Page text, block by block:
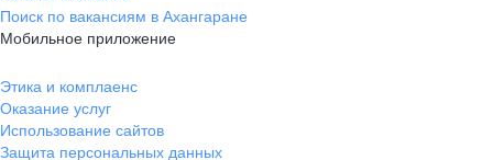
Поиск по вакансиям в Ахангаране
Мобильное приложение
Этика и комплаенс
Оказание услуг
Использование сайтов
Защита персональных данных